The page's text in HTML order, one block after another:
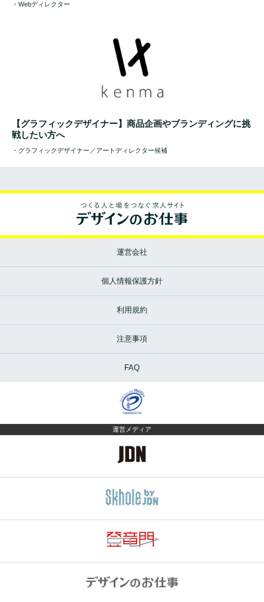
・Webディレクター
【グラフィックデザイナー】商品企画やブランディングに挑
戦したい方へ
・グラフィックデザイナー／アートディレクター候補
運営会社
個人情報保護方針
利用規約
注意事項
FAQ
運営メディア